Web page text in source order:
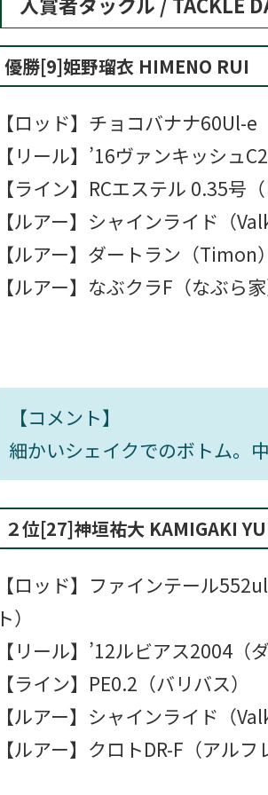
優勝[9]姫野瑠衣 HIMENO RUI
【ロッド】チョコバナナ60Ul-e
【リール】’16ヴァンキッシュ
【ライン】RCエステル 0.35号
【ルアー】シャインライド（
【ルアー】ダートラン（Timon）
【ルアー】なぶクラF（なぶら家
【コメント】
細かいシェイクでのボトム。
２位[27]神垣祐大 KAMIGAKI
【ロッド】ファインテール
ト）
【リール】’12ルビアス2004（ダ
【ライン】PE0.2（バリバス）
【ルアー】シャインライド（
【ルアー】クロトDR-F（アルフ